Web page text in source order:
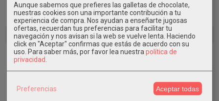
Costes de Envío
Consultar Destinos
Aunque sabemos que prefieres las galletas de chocolate,
nuestras cookies son una importante contribución a tu
experiencia de compra. Nos ayudan a enseñarte jugosas
ofertas, recuerdan tus preferencias para facilitar tu
navegación y nos avisan si la web se vuelve lenta. Haciendo
click en "Aceptar" confirmas que estás de acuerdo con su
uso. Para saber más, por favor lea nuestra política de
privacidad
Preferencias Aceptar todas